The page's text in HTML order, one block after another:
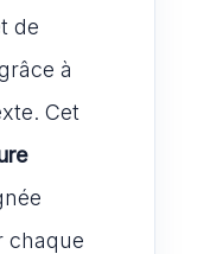
de
à
Cet
chaque